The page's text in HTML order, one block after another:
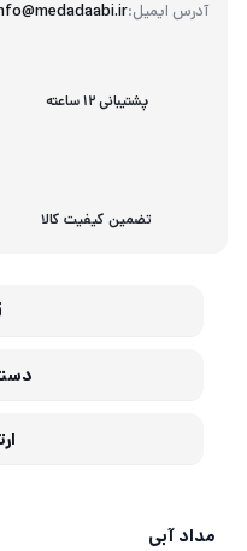
آدرس ایمیل:
پشتیبانی 12 ساعته
تضمین کیفیت کالا
مداد آبی